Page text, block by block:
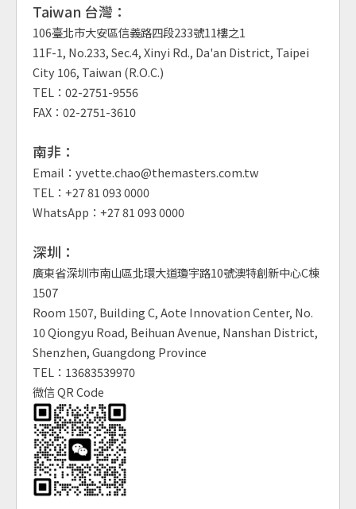
Taiwan 台灣：
106臺北市大安區信義路四段233號11樓之1
11F-1, No.233, Sec.4, Xinyi Rd., Da'an District, Taipei
City 106, Taiwan (R.O.C.)
TEL：02-2751-9556
FAX：02-2751-3610
南非：
Email：yvette.chao@themasters.com.tw
TEL：+27 81 093 0000
WhatsApp：+27 81 093 0000
深圳：
廣東省深圳市南山區北環大道瓊宇路10號澳特創新中心C棟
1507
Room 1507, Building C, Aote Innovation Center, No.
10 Qiongyu Road, Beihuan Avenue, Nanshan District,
Shenzhen, Guangdong Province
TEL：13683539970
微信 QR Code